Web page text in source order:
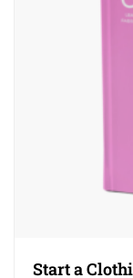
Start a